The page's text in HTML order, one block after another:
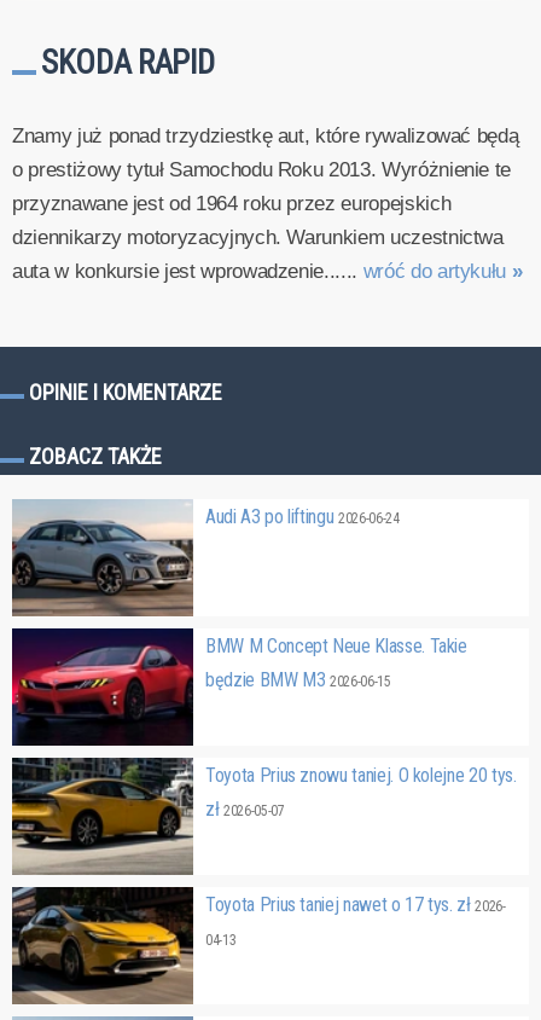
SKODA RAPID
Znamy już ponad trzydziestkę aut, które rywalizować będą
o prestiżowy tytuł Samochodu Roku 2013. Wyróżnienie te
przyznawane jest od 1964 roku przez europejskich
dziennikarzy motoryzacyjnych. Warunkiem uczestnictwa
auta w konkursie jest wprowadzenie...... wróć do artykułu »
OPINIE I KOMENTARZE
ZOBACZ TAKŻE
Audi A3 po liftingu 2026-06-24
BMW M Concept Neue Klasse. Takie
będzie BMW M32026-06-15
Toyota Prius znowu taniej. O kolejne 20 tys.
zł 2026-05-07
Toyota Prius taniej nawet o 17 tys. zł2026-
04-13